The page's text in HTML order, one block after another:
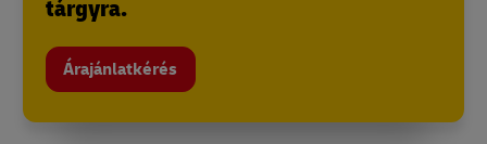
tárgyra.
Árajánlatkérés